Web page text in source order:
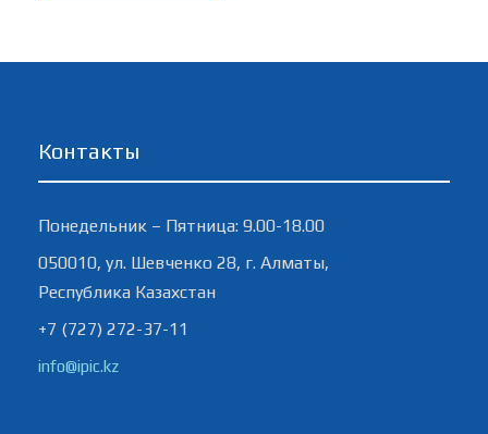
Контакты
Понедельник – Пятница: 9.00-18.00
050010, ул. Шевченко 28, г. Алматы,
Республика Казахстан
+7 (727) 272-37-11
info@ipic.kz